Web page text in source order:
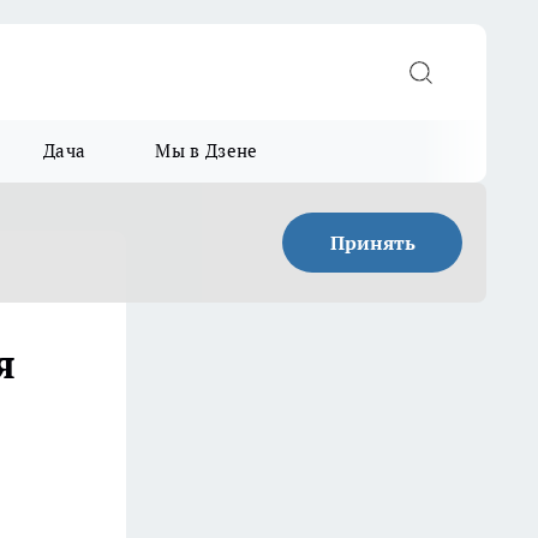
Дача Мы в Дзене
Принять